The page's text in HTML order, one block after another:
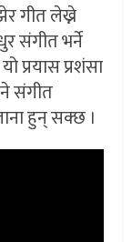
गीत लेख्ने
संगीत भर्ने
प्रयास प्रशंसा
संगीत
हुन् सक्छ ।